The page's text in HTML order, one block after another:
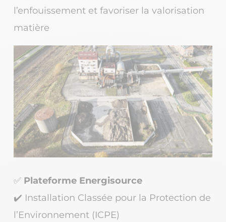
l’enfouissementet favoriser la valorisation
matière
✅ Plateforme Energisource
✔️ Installation Classée pour la Protection de
l’Environnement (ICPE)